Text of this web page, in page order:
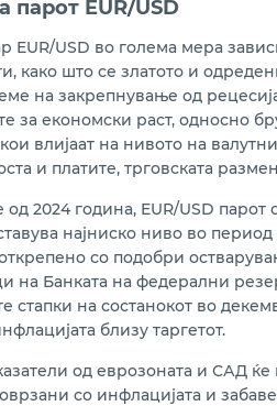
EUR/USD
EUR/USD во голема мера
како што се златото и
на закрепнување од
за економски раст, односно
влијаат на нивото на
и платите, трговската
од 2024 година, EUR/USD
најниско ниво во
со подобри
на Банката на федерални
стапки на состанокот во
близу таргетот.
од еврозоната и САД ќе
со инфлацијата и